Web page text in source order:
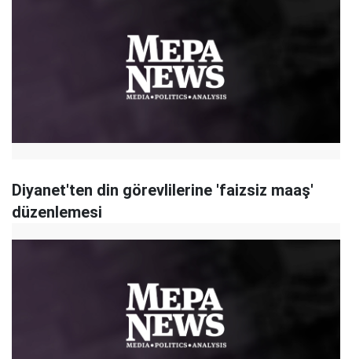
Diyanet'ten din görevlilerine 'faizsiz maaş'
düzenlemesi